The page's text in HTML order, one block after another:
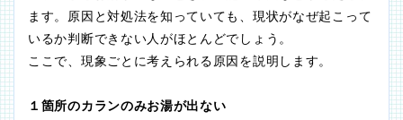
ます。原因と対処法を知っていても、現状がなぜ起こって
いるか判断できない人がほとんどでしょう。
ここで、現象ごとに考えられる原因を説明します。
１箇所のカランのみお湯が出ない